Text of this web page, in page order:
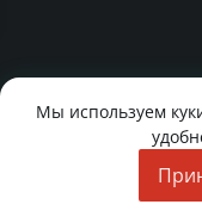
Мы используем